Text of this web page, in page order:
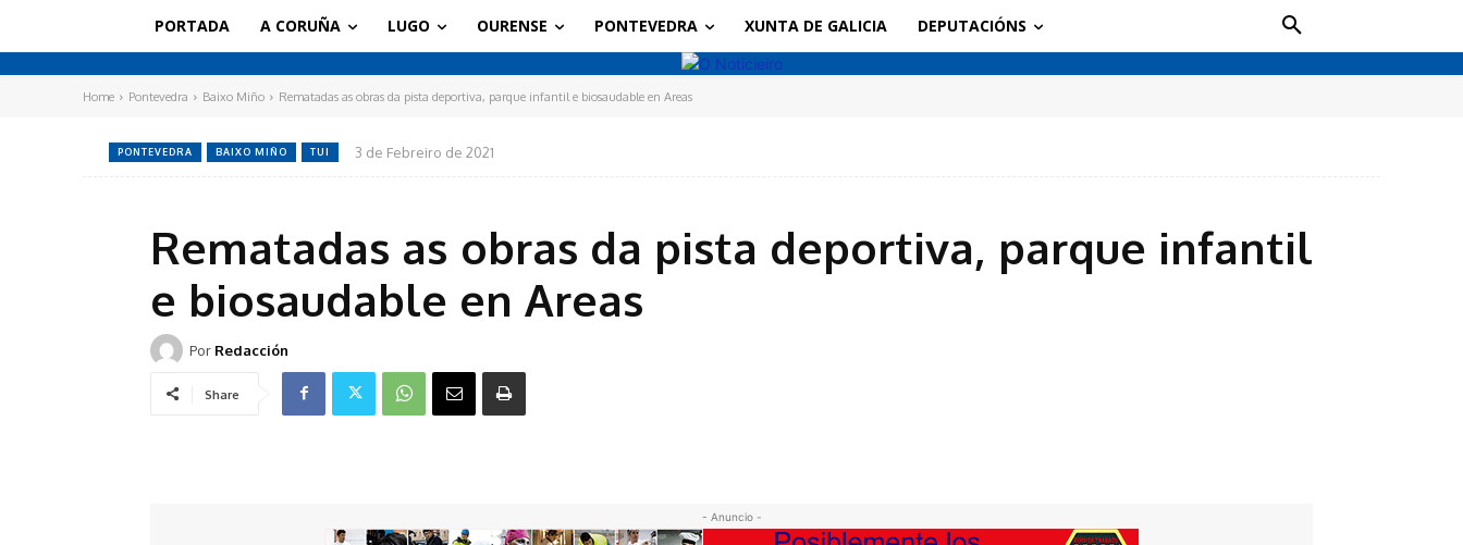
PORTADA A CORUÑA LUGO OURENSE PONTEVEDRA XUNTA DE GALICIA DEPUTACIÓNS
Home Pontevedra Baixo Miño Rematadas as obras da pista deportiva, parque infantil e biosaudable en Areas
PONTEVEDRA BAIXO MIÑO TUI 3 de Febreiro de 2021
Rematadas as obras da pista deportiva, parque infantil
e biosaudable en Areas
Por Redacción
Share
- Anuncio -